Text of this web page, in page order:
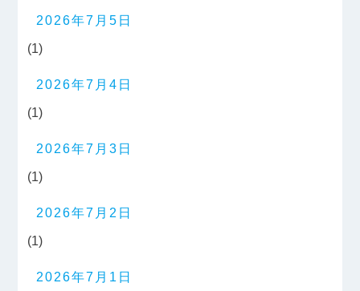
2026年7月5日
(1)
2026年7月4日
(1)
2026年7月3日
(1)
2026年7月2日
(1)
2026年7月1日